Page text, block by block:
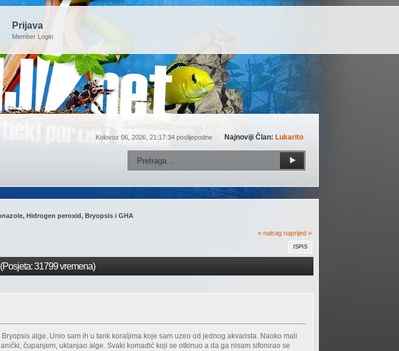
Prijava
Member Login
Kolovoz 06, 2026, 21:17:34 poslijepodne Najnoviji Član: Lukarito
Hidrogen peroxid, Bryopsis i GHA
« natrag naprijed »
ISPIS
31799 vremena)
alge. Unio sam ih u tank koraljima koje sam uzeo od jednog akvarista. Naoko mali
čupanjem, uklanjao alge. Svaki komadić koji se otkinuo a da ga nisam sifonirao se